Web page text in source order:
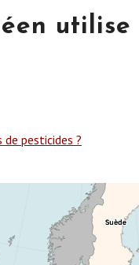
pesticides ?